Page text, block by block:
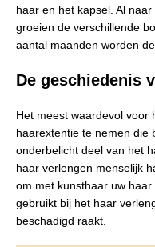
haar en het kapsel. Al
groeien de verschillende
aantal maanden worden
De geschiedenis
Het meest waardevol voor
haarextentie te nemen die
onderbelicht deel van het
haar verlengen menselijk
om met kunsthaar uw
gebruikt bij het haar
beschadigd raakt.